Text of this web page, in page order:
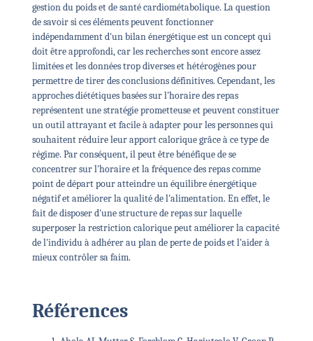
gestion du poids et de santé cardiométabolique. La question
de savoir si ces éléments peuvent fonctionner
indépendamment d'un bilan énergétique est un concept qui
doit être approfondi, car les recherches sont encore assez
limitées et les données trop diverses et hétérogènes pour
permettre de tirer des conclusions définitives. Cependant, les
approches diététiques basées sur l'horaire des repas
représentent une stratégie prometteuse et peuvent constituer
un outil attrayant et facile à adapter pour les personnes qui
souhaitent réduire leur apport calorique grâce à ce type de
régime. Par conséquent, il peut être bénéfique de se
concentrer sur l'horaire et la fréquence des repas comme
point de départ pour atteindre un équilibre énergétique
négatif et améliorer la qualité de l'alimentation. En effet, le
fait de disposer d'une structure de repas sur laquelle
superposer la restriction calorique peut améliorer la capacité
de l'individu à adhérer au plan de perte de poids et l'aider à
mieux contrôler sa faim.
Références